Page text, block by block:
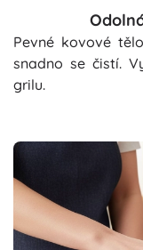
Pevné kovové
snadno se čistí.
grilu.